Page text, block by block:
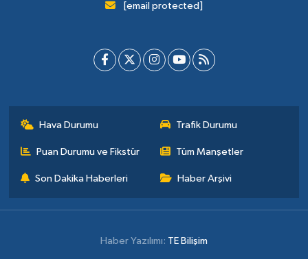
[email protected]
Hava Durumu Trafik Durumu
Puan Durumu ve Fikstür Tüm Manşetler
Son Dakika Haberleri Haber Arşivi
Haber Yazılımı: TE Bilişim